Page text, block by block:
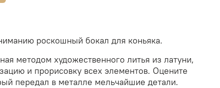
роскошный бокал для коньяка.
методом художественного литья из латуни,
и прорисовку всех элементов. Оцените
передал в металле мельчайшие детали.